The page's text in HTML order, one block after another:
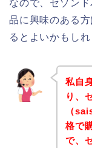
なので、セゾン
品に興味のある
るとよいかもしれ
私自
り、
（
格で
で、